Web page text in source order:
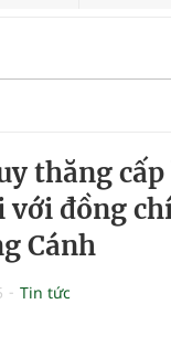
thăng cấp
với đồng
Cánh
Tin tức